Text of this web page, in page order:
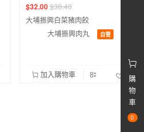
購
物
車
0
$32.00$38.40
大埔振興白菜豬肉餃
大埔振興肉丸
自營
加入購物車